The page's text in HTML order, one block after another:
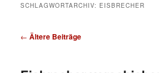
SCHLAGWORTARCHIV: EISBRECHER
Beitragsnavigation
← Ältere Beiträge